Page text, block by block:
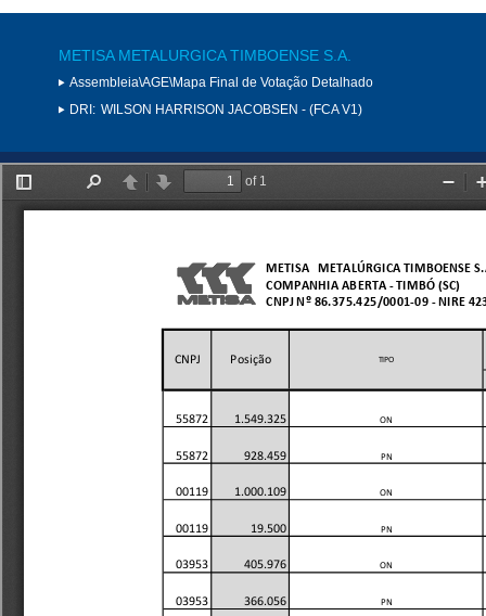
METISA METALURGICA TIMBOENSE S.A.
Assembleia\AGE\Mapa Final de Votação Detalhado
DRI: WILSON HARRISON JACOBSEN - (FCA V1)